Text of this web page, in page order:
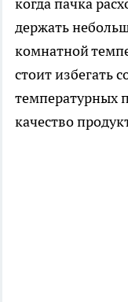
держать
комнатной
стоит избегать
температурных
качество